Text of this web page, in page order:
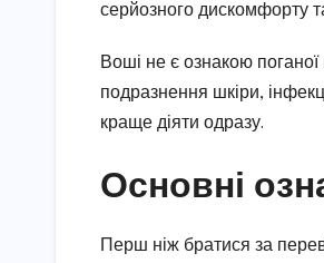
серйозного дискомфорту
Воші не є ознакою
подразнення шкіри,
краще діяти одразу.
Основні
Перш ніж братися за